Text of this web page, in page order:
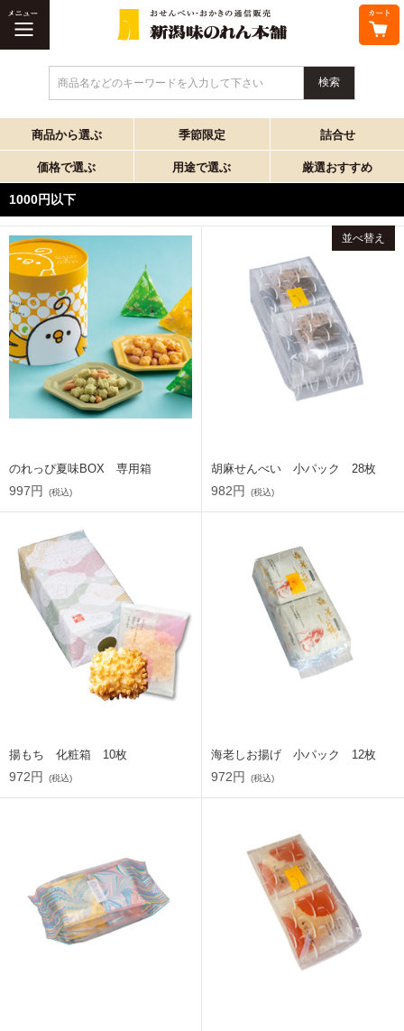
商品名などのキーワードを入力して下さい
商品から選ぶ 季節限定 詰合せ
価格で選ぶ 用途で選ぶ 厳選おすすめ
1000円以下
並べ替え
のれっぴ夏味BOX 専用箱
997円 (税込)
胡麻せんべい 小パック 28枚
982円 (税込)
揚もち 化粧箱 10枚
972円 (税込)
海老しお揚げ 小パック 12枚
972円 (税込)